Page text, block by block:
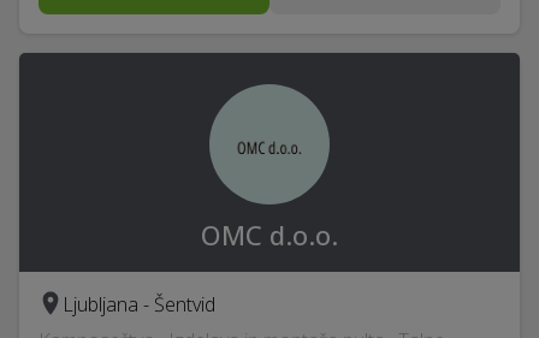
OMC d.o.o.
Ljubljana - Šentvid